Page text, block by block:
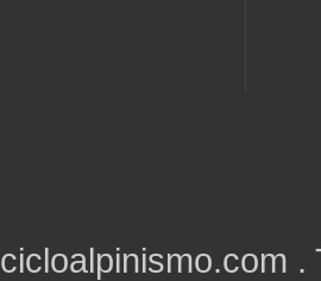
cicloalpinismo.com